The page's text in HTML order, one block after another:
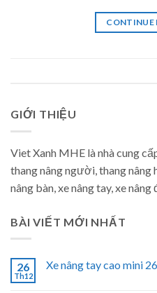
CONTINUE
GIỚI THIỆU
Viet Xanh MHE là nhà cung
thang nâng người, thang nâng
nâng bàn, xe nâng tay, xe
BÀI VIẾT MỚI NHẤT
26
Th12
Xe nâng tay cao mini